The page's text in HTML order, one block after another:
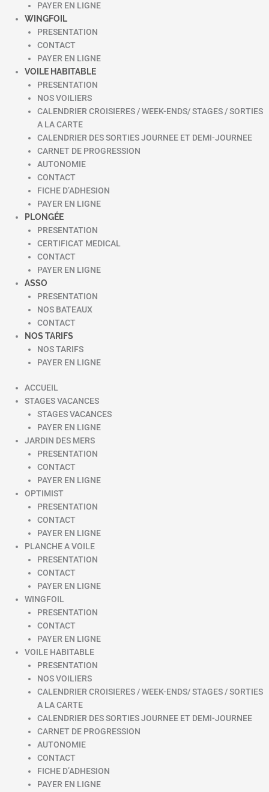
PAYER EN LIGNE
WINGFOIL
PRESENTATION
CONTACT
PAYER EN LIGNE
VOILE HABITABLE
PRESENTATION
NOS VOILIERS
CALENDRIER CROISIERES / WEEK-ENDS/ STAGES / SORTIES
A LA CARTE
CALENDRIER DES SORTIES JOURNEE ET DEMI-JOURNEE
CARNET DE PROGRESSION
AUTONOMIE
CONTACT
FICHE D’ADHESION
PAYER EN LIGNE
PLONGÉE
PRESENTATION
CERTIFICAT MEDICAL
CONTACT
PAYER EN LIGNE
ASSO
PRESENTATION
NOS BATEAUX
CONTACT
NOS TARIFS
NOS TARIFS
PAYER EN LIGNE
ACCUEIL
STAGES VACANCES
STAGES VACANCES
PAYER EN LIGNE
JARDIN DES MERS
PRESENTATION
CONTACT
PAYER EN LIGNE
OPTIMIST
PRESENTATION
CONTACT
PAYER EN LIGNE
PLANCHE A VOILE
PRESENTATION
CONTACT
PAYER EN LIGNE
WINGFOIL
PRESENTATION
CONTACT
PAYER EN LIGNE
VOILE HABITABLE
PRESENTATION
NOS VOILIERS
CALENDRIER CROISIERES / WEEK-ENDS/ STAGES / SORTIES
A LA CARTE
CALENDRIER DES SORTIES JOURNEE ET DEMI-JOURNEE
CARNET DE PROGRESSION
AUTONOMIE
CONTACT
FICHE D’ADHESION
PAYER EN LIGNE